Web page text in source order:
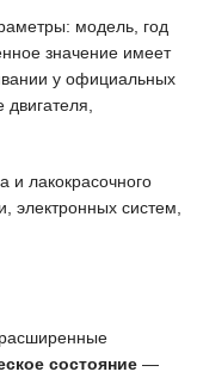
модель, год
значение имеет
у официальных
и лакокрасочного
электронных систем,
состояние —